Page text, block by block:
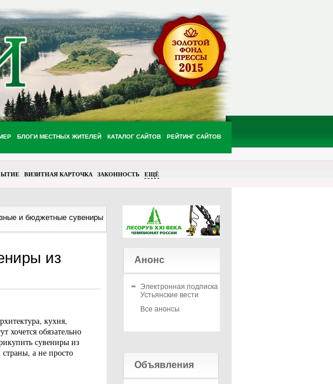
БЛОГИ МЕСТНЫХ ЖИТЕЛЕЙ КАТАЛОГ САЙТОВ РЕЙТИНГ САЙТОВ
ВИЗИТНАЯ КАРТОЧКА ЗАКОННОСТЬ ЕЩЁ
и бюджетные сувениры
из
кухня,
хочется обязательно
сувениры из
а не просто
Анонс
Электронная подписка на
Устьянские вести
Все анонсы
Объявления